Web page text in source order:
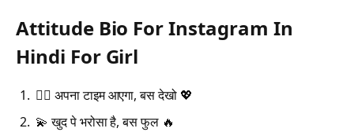
Attitude Bio For Instagram In
Hindi For Girl
💁‍♀️ अपना टाइम आएगा, बस देखो 💖
💫 खुद पे भरोसा है, बस फुल 🔥